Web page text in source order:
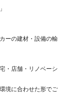
ーの建材・設備の輸
・店舗・リノベーシ
境に合わせた形でご